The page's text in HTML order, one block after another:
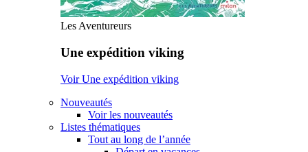
Les Aventureurs
Une expédition viking
Voir Une expédition viking
Nouveautés
Voir les nouveautés
Listes thématiques
Tout au long de l’année